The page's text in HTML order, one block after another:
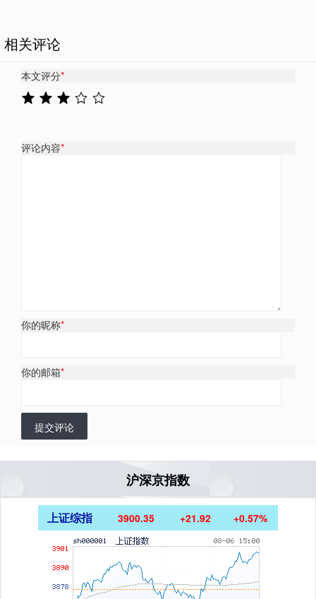
相关评论
本文评分*
评论内容*
你的昵称*
你的邮箱*
提交评论
沪深京指数
上证综指 3900.35 +21.92 +0.57%